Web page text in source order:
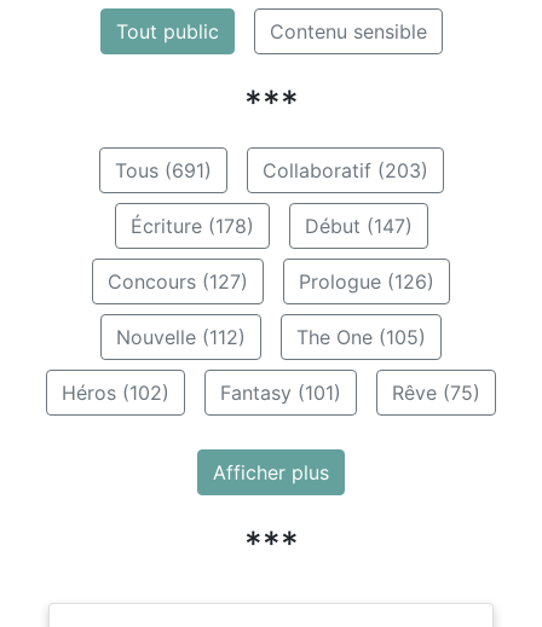
Tout public Contenu sensible
***
Tous (691) Collaboratif (203)
Écriture (178) Début (147)
Concours (127) Prologue (126)
Nouvelle (112) The One (105)
Héros (102) Fantasy (101) Rêve (75)
Afficher plus
***